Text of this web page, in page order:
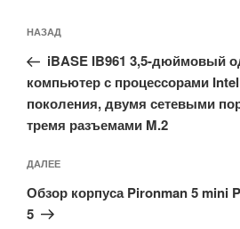
по
записям
Предыдущая
запись:
НАЗАД
iBASE IB961 3,5-дюймовый
компьютер с процессорами
поколения, двумя сетевыми
тремя разъемами M.2
Следующая
запись
ДАЛЕЕ
Обзор корпуса Pironman 5 mini
5